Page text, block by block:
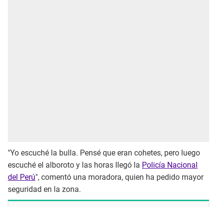
"Yo escuché la bulla. Pensé que eran cohetes, pero luego
escuché el alboroto y las horas llegó la Policía Nacional
del Perú", comentó una moradora, quien ha pedido mayor
seguridad en la zona.